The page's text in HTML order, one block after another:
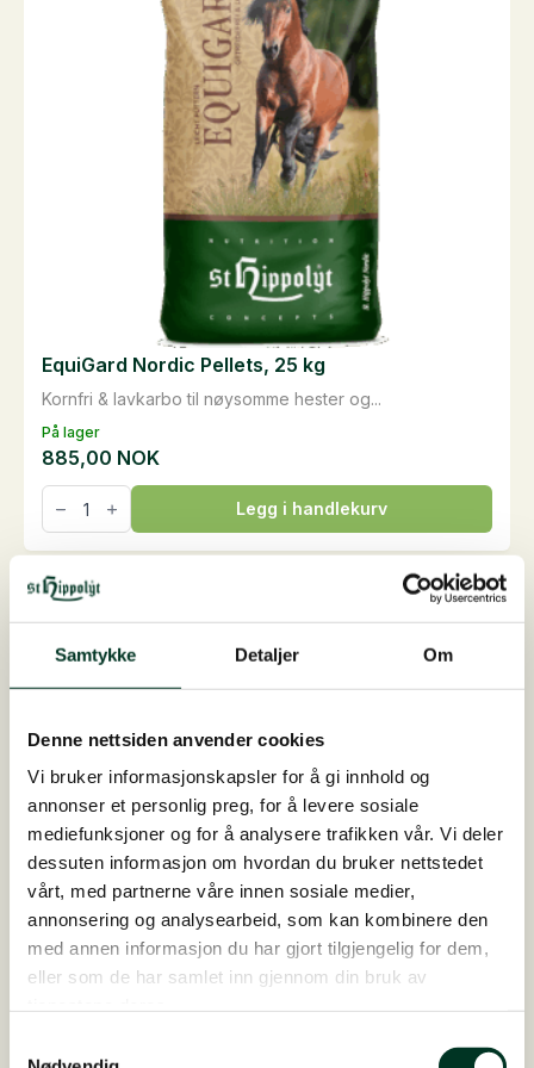
Samtykke Detaljer Om
Denne nettsiden anvender cookies
Vi bruker informasjonskapsler for å gi innhold og
annonser et personlig preg, for å levere sosiale
mediefunksjoner og for å analysere trafikken vår. Vi deler
dessuten informasjon om hvordan du bruker nettstedet
vårt, med partnerne våre innen sosiale medier,
annonsering og analysearbeid, som kan kombinere den
med annen informasjon du har gjort tilgjengelig for dem,
eller som de har samlet inn gjennom din bruk av
På lager
Kornfri & lavkarbo til nøysomme hester og...
EquiGard Nordic Pellets, 25 kg
885,00 NOK
EquiGard
Nordic
Pellets,
25
kg
antall
Legg i handlekurv
Equimeb Hepa, 3 kg